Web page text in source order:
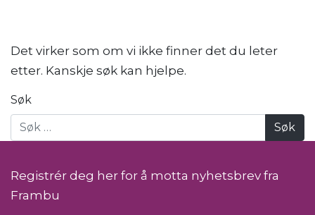
Det virker som om vi ikke finner det du leter
etter. Kanskje søk kan hjelpe.
Søk
Registrér deg her for å motta nyhetsbrev fra
Frambu